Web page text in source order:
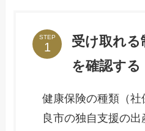
STEP
受け取れる
を確認する
健康保険の種類（
良市の独自支援の